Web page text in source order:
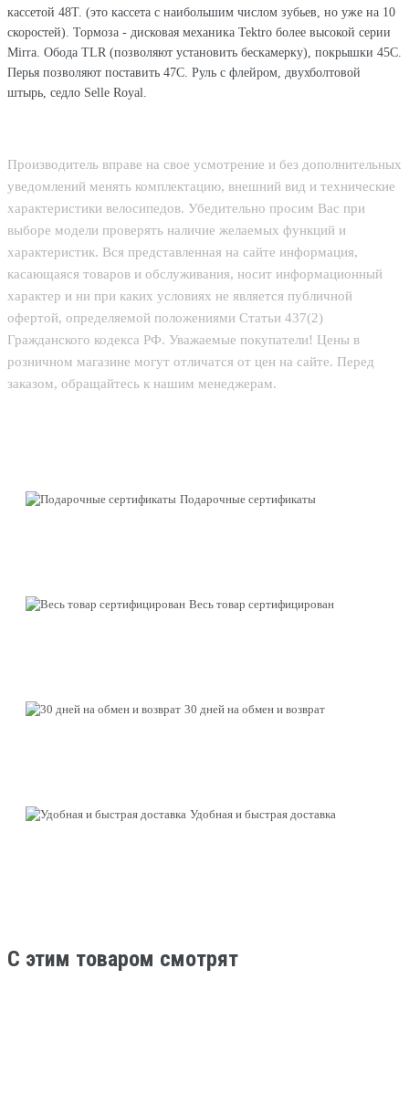
кассетой 48Т. (это кассета с наибольшим числом зубьев, но уже на 10
скоростей). Тормоза - дисковая механика Tektro более высокой серии
Mirra. Обода TLR (позволяют установить бескамерку), покрышки 45С.
Перья позволяют поставить 47С. Руль с флейром, двухболтовой
штырь, седло Selle Royal.
Производитель вправе на свое усмотрение и без дополнительных
уведомлений менять комплектацию, внешний вид и технические
характеристики велосипедов. Убедительно просим Вас при
выборе модели проверять наличие желаемых функций и
характеристик. Вся представленная на сайте информация,
касающаяся товаров и обслуживания, носит информационный
характер и ни при каких условиях не является публичной
офертой, определяемой положениями Статьи 437(2)
Гражданского кодекса РФ. Уважаемые покупатели! Цены в
розничном магазине могут отличатся от цен на сайте. Перед
заказом, обращайтесь к нашим менеджерам.
Подарочные сертификаты
Весь товар сертифицирован
30 дней на обмен и возврат
Удобная и быстрая доставка
C этим товаром смотрят